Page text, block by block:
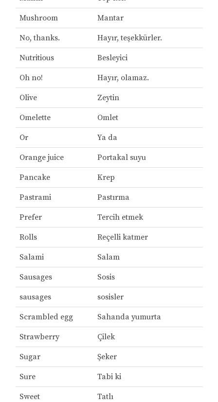
Mushroom Mantar
No, thanks. Hayır, teşekkürler.
Nutritious Besleyici
Oh no! Hayır, olamaz.
Olive Zeytin
Omelette Omlet
Or Ya da
Orange juice Portakal suyu
Pancake Krep
Pastrami Pastırma
Prefer Tercih etmek
Rolls Reçelli katmer
Salami Salam
Sausages Sosis
sausages sosisler
Scrambled egg Sahanda yumurta
Strawberry Çilek
Sugar Şeker
Sure Tabi ki
Sweet Tatlı